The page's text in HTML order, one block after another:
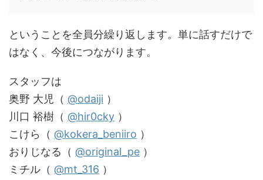
ということを全員分繰り返します。単に話すだけで
はなく、今後につながります。
スタッフは
奥野 大児（ @odaiji ）
川口 裕樹（ @hir0cky ）
こけら（ @kokera_beniiro ）
おりじなる（ @original_pe ）
ミチル（ @mt_316 ）